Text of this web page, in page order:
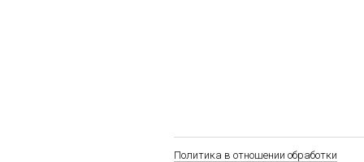
Политика в отношении обработки